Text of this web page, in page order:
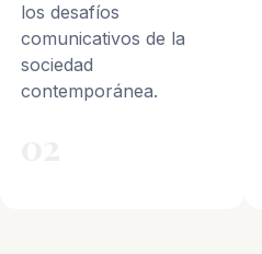
los desafíos
comunicativos de la
sociedad
contemporánea.